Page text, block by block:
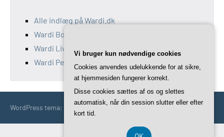
Alle indlæg på Wardi.dk
Wardi Bolig
Wardi Livsstil
Wardi Penge
WordPress tema: Occasio by ThemeZee.
Vi bruger kun nødvendige cookies
Cookies anvendes udelukkende for at sikre,
at hjemmesiden fungerer korrekt.
Disse cookies sættes af os og slettes
automatisk, når din session slutter eller efter
kort tid.